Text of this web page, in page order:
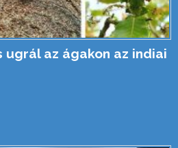
ugrál az ágakon az indiai